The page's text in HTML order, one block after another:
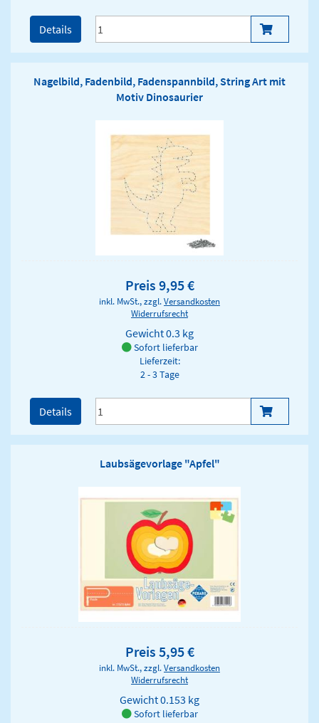
Details
Nagelbild, Fadenbild, Fadenspannbild, String Art mit
Motiv Dinosaurier
Preis 9,95 €
inkl. MwSt., zzgl.Versandkosten
Widerrufsrecht
Gewicht0.3 kg
Sofort lieferbar
Lieferzeit:
2 - 3 Tage
Details
Laubsägevorlage "Apfel"
Preis 5,95 €
inkl. MwSt., zzgl.Versandkosten
Widerrufsrecht
Gewicht0.153 kg
Sofort lieferbar